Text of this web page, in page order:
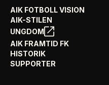
AIK FOTBOLL VISION
AIK-STILEN
UNGDOM
AIK FRAMTID FK
HISTORIK
SUPPORTER